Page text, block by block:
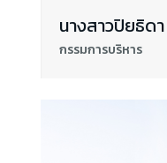
นางสาวปิยธิด
กรรมการบริหาร